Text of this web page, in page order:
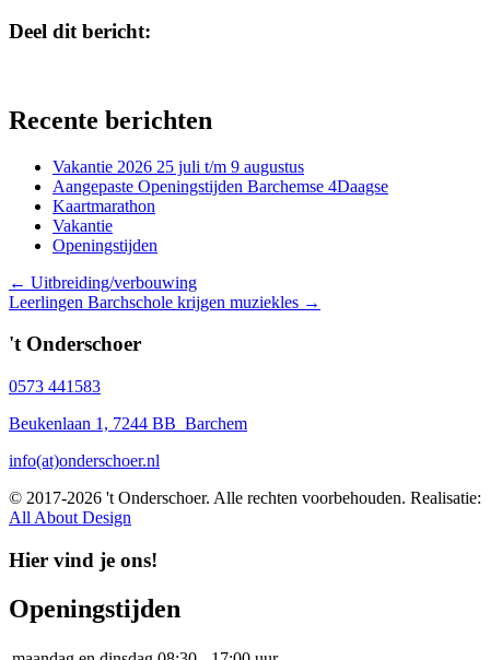
Deel dit bericht:
Recente berichten
Vakantie 2026 25 juli t/m 9 augustus
Aangepaste Openingstijden Barchemse 4Daagse
Kaartmarathon
Vakantie
Openingstijden
Posts
navigation
← Uitbreiding/verbouwing
Leerlingen Barchschole krijgen muziekles →
't Onderschoer
0573 441583
Beukenlaan 1, 7244 BB Barchem
info(at)onderschoer.nl
© 2017-2026 't Onderschoer. Alle rechten voorbehouden. Realisatie:
All About Design
Hier vind je ons!
Openingstijden